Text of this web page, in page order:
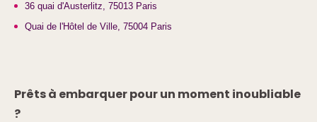
36 quai d'Austerlitz, 75013 Paris
Quai de l'Hôtel de Ville, 75004 Paris
Prêts à embarquer pour un moment inoubliable
?